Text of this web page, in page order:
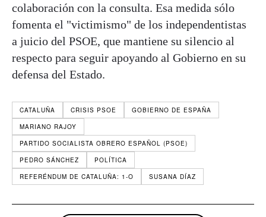
colaboración con la consulta. Esa medida sólo
fomenta el "victimismo" de los independentistas
a juicio del PSOE, que mantiene su silencio al
respecto para seguir apoyando al Gobierno en su
defensa del Estado.
CATALUÑA CRISIS PSOE
GOBIERNO DE ESPAÑA
MARIANO RAJOY
PARTIDO SOCIALISTA OBRERO ESPAÑOL (PSOE)
PEDRO SÁNCHEZ
POLÍTICA
REFERÉNDUM DE CATALUÑA: 1-O
SUSANA DÍAZ